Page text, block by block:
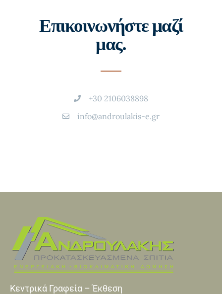
Επικοινωνήστε μαζί
μας.
+30 2106038898
info@androulakis-e.gr
Κεντρικά Γραφεία – Έκθεση